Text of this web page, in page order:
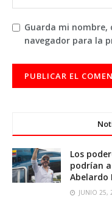
Guarda mi nombre,
navegador para la
Los
podrían
Abelardo
JUNIO 25,